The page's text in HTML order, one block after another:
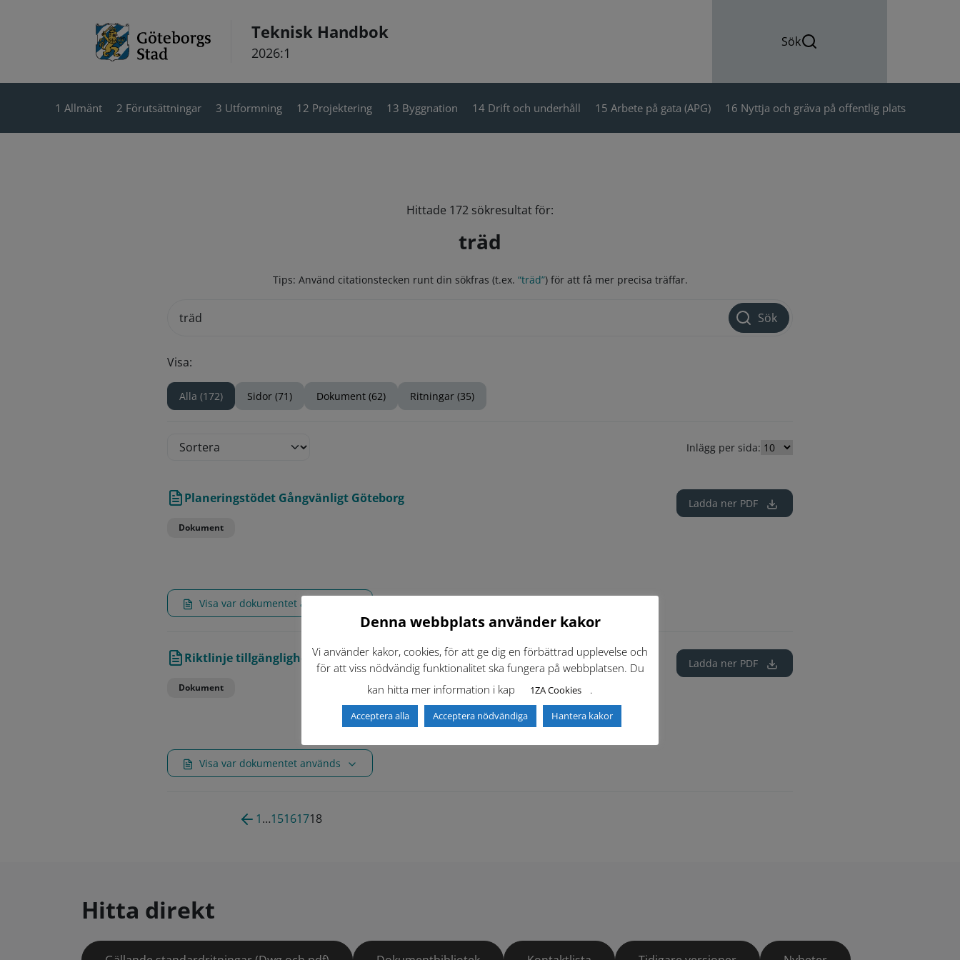
Teknisk Handbok
2026:1
Sök
1 Allmänt 2 Förutsättningar 3 Utformning 12 Projektering 13 Byggnation 14 Drift och underhåll 15 Arbete på gata (APG) 16 Nyttja och gräva på offentlig plats
Hittade 172 sökresultat för:
träd
Tips: Använd citationstecken runt din sökfras (t.ex. “träd”) för att få mer precisa träffar.
Sök
Visa:
Alla (172) Sidor (71) Dokument (62) Ritningar (35)
Inlägg per sida:
Planeringstödet Gångvänligt Göteborg
Dokument
Ladda ner PDF
Visa var dokumentet används
Riktlinje tillgänglighet för alla i parker och naturområden
Dokument
Ladda ner PDF
Visa var dokumentet används
1…15161718
Hitta direkt
Denna webbplats använder kakor
Vi använder kakor, cookies, för att ge dig en förbättrad upplevelse och
för att viss nödvändig funktionalitet ska fungera på webbplatsen. Du
kan hitta mer information i kap
1ZA Cookies .
Acceptera alla Acceptera nödvändiga Hantera kakor